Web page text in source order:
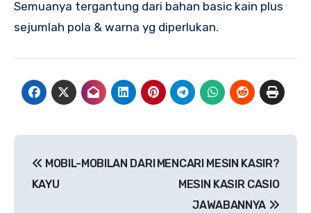
Semuanya tergantung dari bahan basic kain plus
sejumlah pola & warna yg diperlukan.
pos
MOBIL-MOBILAN DARI
KAYU
MENCARI MESIN KASIR?
MESIN KASIR CASIO
JAWABANNYA